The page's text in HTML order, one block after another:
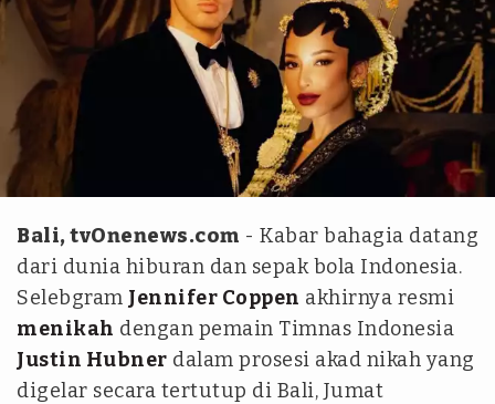
Instagram @jennifercoppenreal20
Bali, tvOnenews.com - Kabar bahagia datang
dari dunia hiburan dan sepak bola Indonesia.
Selebgram Jennifer Coppen akhirnya resmi
menikah dengan pemain Timnas Indonesia
Justin Hubner dalam prosesi akad nikah yang
digelar secara tertutup di Bali, Jumat